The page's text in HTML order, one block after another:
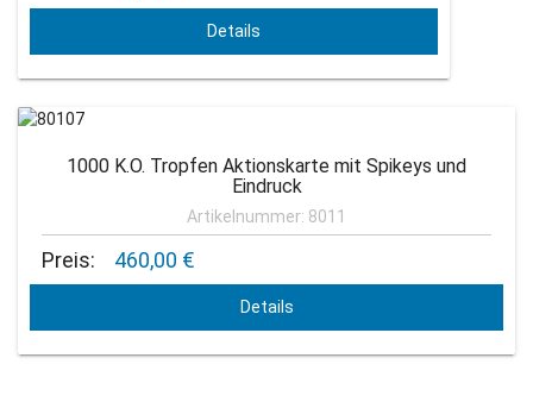
Details
1000 K.O. Tropfen Aktionskarte mit Spikeys und
Eindruck
Artikelnummer: 8011
Preis: 460,00 €
Details